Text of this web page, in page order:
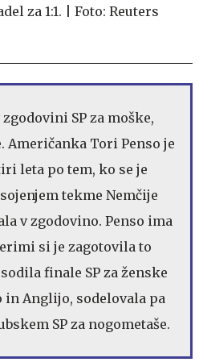
SP za moške,
Američanka Tori Penso je
leta po tem, ko se je
tekme Nemčije
v zgodovino. Penso ima
si je zagotovila to
finale SP za ženske
in Anglijo, sodelovala pa
SP za nogometaše.